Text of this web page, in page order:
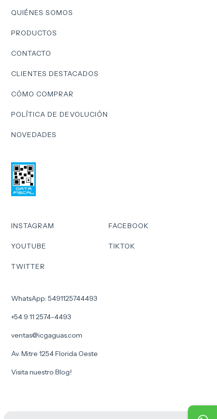
QUIÉNES SOMOS
PRODUCTOS
CONTACTO
CLIENTES DESTACADOS
CÓMO COMPRAR
POLÍTICA DE DEVOLUCIÓN
NOVEDADES
INSTAGRAM FACEBOOK
YOUTUBE TIKTOK
TWITTER
WhatsApp: 5491125744493
+54 9 11 2574-4493
ventas@icgaguas.com
Av. Mitre 1254 Florida Oeste
Visita nuestro Blog!